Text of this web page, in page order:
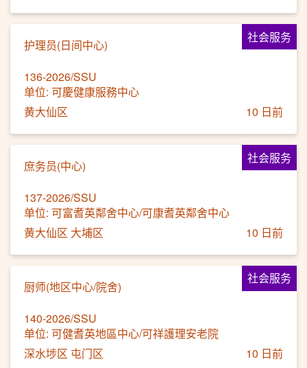
社会服务
护理员(日间中心)
136-2026/SSU
单位: 可慶健康服務中心
黄大仙区
10 日前
社会服务
庶务员(中心)
137-2026/SSU
单位: 可富耆英鄰舍中心/可康耆英鄰舍中心
黄大仙区 大埔区
10 日前
社会服务
厨师(地区中心/院舍)
140-2026/SSU
单位: 可健耆英地區中心/可祥護理安老院
深水埗区 屯门区
10 日前